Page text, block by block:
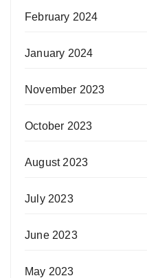
February 2024
January 2024
November 2023
October 2023
August 2023
July 2023
June 2023
May 2023